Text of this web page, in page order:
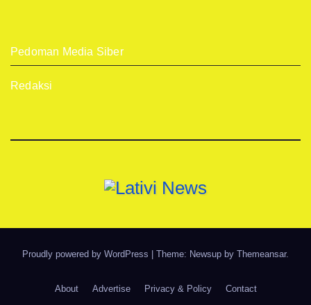
Pedoman Media Siber
Redaksi
Proudly powered by WordPress Theme: Newsup by Themeansar.
About Advertise Privacy & Policy Contact